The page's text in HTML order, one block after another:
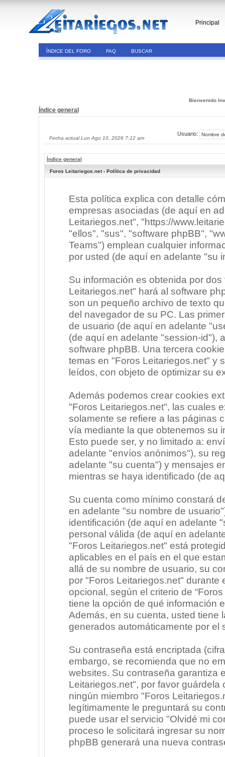
Principal
ÍNDICE DEL FORO FAQ BUSCAR
Bienvenido
Índice general
Fecha actual Lun Ago 10, 2026 7:12 am
Usuario:
Índice general
Foros Leitariegos.net - Política de privacidad
Esta política explica con detalle
empresas asociadas (de aquí en
Leitariegos.net", "https://
"ellos", "sus", "software phpBB",
Teams") emplean cualquier
por usted (de aquí en adelante "su
Su información es obtenida por
Leitariegos.net" hará al software
son un pequeño archivo de texto
del navegador de su PC. Las
de usuario (de aquí en adelante
(de aquí en adelante "session-id"),
software phpBB. Una tercera
temas en "Foros Leitariegos.net" y
leídos, con objeto de optimizar su
Además podemos crear cookies
"Foros Leitariegos.net", las cuales
solamente se refiere a las páginas
vía mediante la que obtenemos su
Esto puede ser, y no limitado a:
adelante "envíos anónimos"), su
adelante "su cuenta") y mensajes
mientras se haya identificado (de
Su cuenta como mínimo constará
en adelante "su nombre de
identificación (de aquí en adelante
personal válida (de aquí en
"Foros Leitariegos.net" está
aplicables en el país en el que
allá de su nombre de usuario, su
por "Foros Leitariegos.net" durante
opcional, según el criterio de
tiene la opción de qué información
Además, en su cuenta, usted tiene
generados automáticamente por el
Su contraseña está encriptada
embargo, se recomienda que no
websites. Su contraseña garantiza
Leitariegos.net", por favor
ningún miembro "Foros
legítimamente le preguntará su
puede usar el servicio "Olvidé mi
proceso le solicitará ingresar su
phpBB generará una nueva